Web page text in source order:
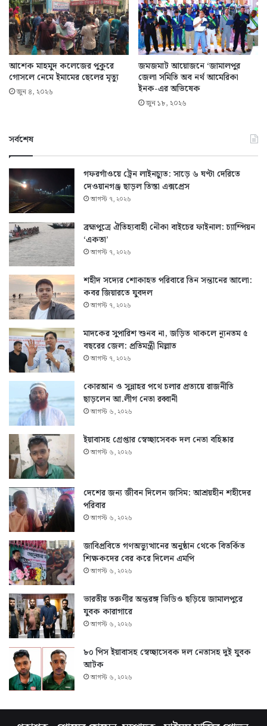
আশেক মাহমুদ কলেজের পুকুরে
গোসলে নেমে ইমামের ছেলের মৃত্যু
জুন ৪, ২০২৬
জমজমাট আয়োজনে ‘জামালপুর
জেলা সমিতি অব নর্থ আমেরিকা
ইনক-এর অভিষেক
জুন ১৮, ২০২৬
সর্বশেষ
গফরগাঁওয়ে ট্রেন লাইনচ্যুত: সাড়ে ৬ ঘণ্টা দেরিতে
দেওয়ানগঞ্জ ছাড়ল তিস্তা এক্সপ্রেস
আগস্ট ৭, ২০২৬
ব্রহ্মপুত্রে ঐতিহ্যবাহী নৌকা বাইচের ফাইনাল: চ্যাম্পিয়ন
‘একতা’
আগস্ট ৭, ২০২৬
শহীদ সদ্যের শোকাহত পরিবারে তিন সন্তানের আলো:
কবর জিয়ারতে যুবদল
আগস্ট ৭, ২০২৬
মাদকের সুপারিশ শুনব না, জড়িত থাকলে ন্যূনতম ৫
বছরের জেল: প্রতিমন্ত্রী মিল্লাত
আগস্ট ৭, ২০২৬
কোরআন ও সুন্নাহর পথে চলার প্রত্যয়ে রাজনীতি
ছাড়লেন আ.লীগ নেতা রব্বানী
আগস্ট ৬, ২০২৬
ইয়াবাসহ গ্রেপ্তার স্বেচ্ছাসেবক দল নেতা বহিষ্কার
আগস্ট ৬, ২০২৬
দেশের জন্য জীবন দিলেন জসিম: আশ্রয়হীন শহীদের
পরিবার
আগস্ট ৬, ২০২৬
জাবিপ্রবিতে গণঅভ্যুত্থানের অনুষ্ঠান থেকে বিতর্কিত
শিক্ষকদের বের করে দিলেন এমপি
আগস্ট ৬, ২০২৬
ভারতীয় তরুণীর অন্তরঙ্গ ভিডিও ছড়িয়ে জামালপুরে
যুবক কারাগারে
আগস্ট ৬, ২০২৬
৮০ পিস ইয়াবাসহ স্বেচ্ছাসেবক দল নেতাসহ দুই যুবক
আটক
আগস্ট ৬, ২০২৬